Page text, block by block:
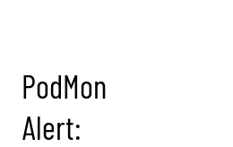
PodMon
Alert: